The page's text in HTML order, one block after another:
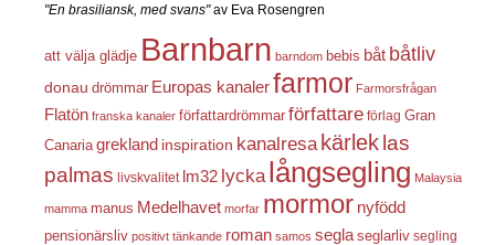
"En brasiliansk, med svans"av Eva Rosengren
att välja glädje Barnbarn barndom bebis båt båtliv
donau drömmar Europas kanalerfarmor Farmorsfrågan
Flatön franska kanaler författardrömmar författare förlag Gran
Canaria grekland inspiration kanalresa kärleklas
palmas livskvalitet lm32 lycka långsegling Malaysia
mamma manus Medelhavet morfar mormor nyfödd
pensionärsliv positivt tänkande roman samos segla seglarliv segling